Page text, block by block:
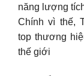
năng lượng
Chính vì thế,
top thương
thế giới